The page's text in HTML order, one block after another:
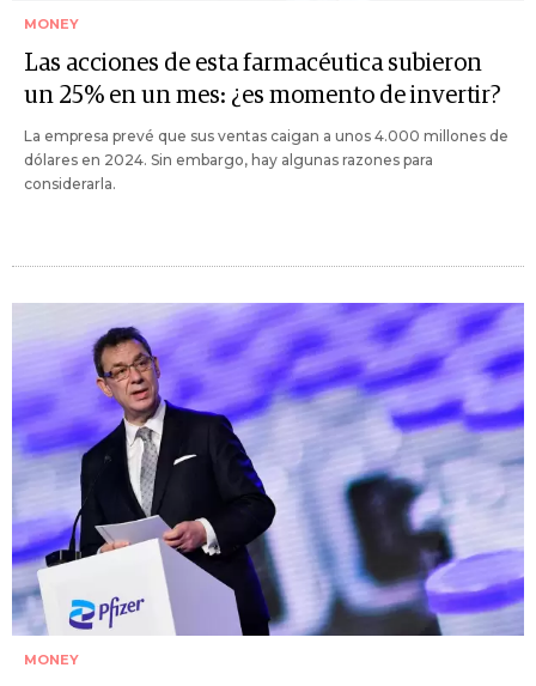
MONEY
Las acciones de esta farmacéutica subieron
un 25% en un mes: ¿es momento de invertir?
La empresa prevé que sus ventas caigan a unos 4.000 millones de
dólares en 2024. Sin embargo, hay algunas razones para
considerarla.
MONEY